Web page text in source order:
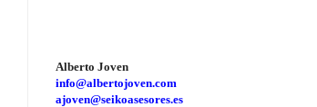
Alberto Joven
info@albertojoven.com
ajoven@seikoasesores.es